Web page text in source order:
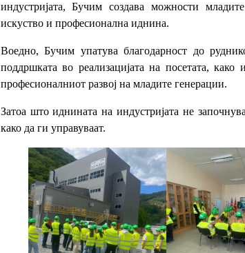
индустријата, Бучим создава можности
искуство и професионална иднина.
Воедно, Бучим упатува благодарност до
поддршката во реализацијата на посетата,
професионалниот развој на младите генерации.
Затоа што иднината на индустријата не
како да ги управуваат.